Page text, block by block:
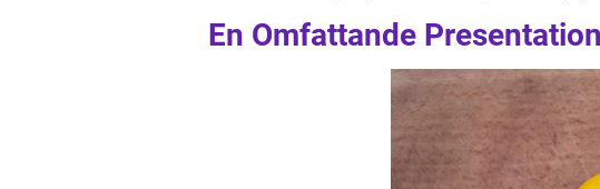
En Omfattande